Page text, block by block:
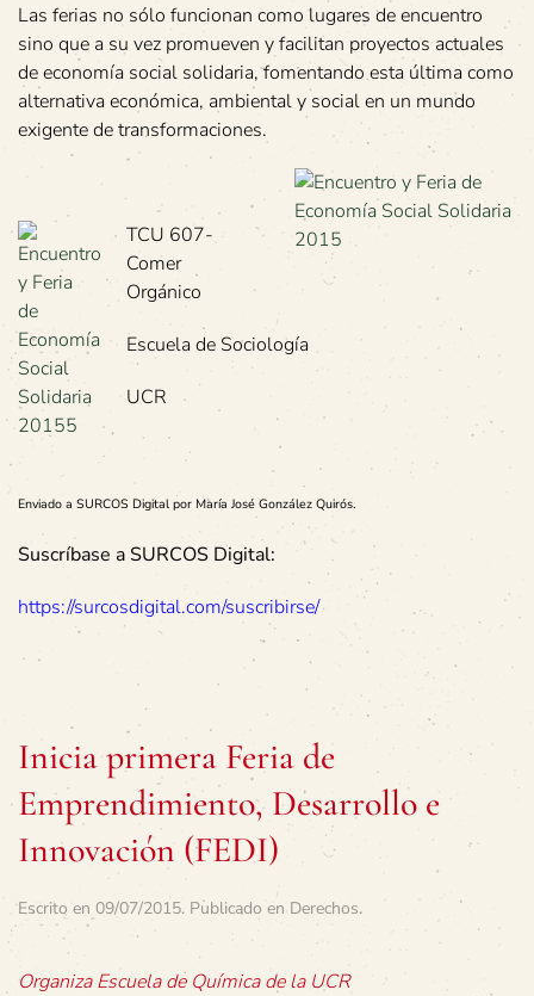
Las ferias no sólo funcionan como lugares de encuentro
sino que a su vez promueven y facilitan proyectos actuales
de economía social solidaria, fomentando esta última como
alternativa económica, ambiental y social en un mundo
exigente de transformaciones.
TCU 607-
Comer
Orgánico
Escuela de Sociología
UCR
Enviado a SURCOS Digital por María José González Quirós.
Suscríbase a SURCOS Digital:
https://surcosdigital.com/suscribirse/
Inicia primera Feria de
Emprendimiento, Desarrollo e
Innovación (FEDI)
Escrito en 09/07/2015. Publicado en Derechos.
Organiza Escuela de Química de la UCR